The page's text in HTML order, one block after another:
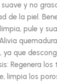
y no
de la piel.
pule y
ya que
Regenera
limpia los